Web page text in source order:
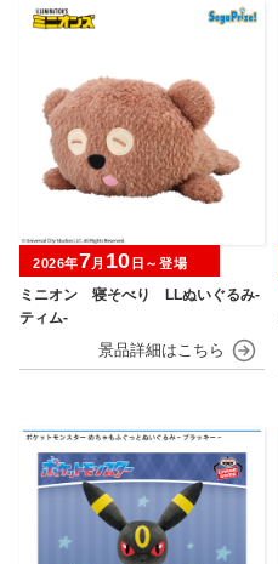
ミニオン 寝そべり LLぬいぐるみ‐
ティム‐
2026年7月 10 日～登場